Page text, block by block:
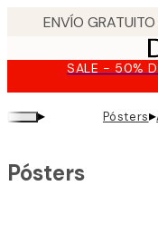
SALE - 50%
▸ Pósters▸
Pósters